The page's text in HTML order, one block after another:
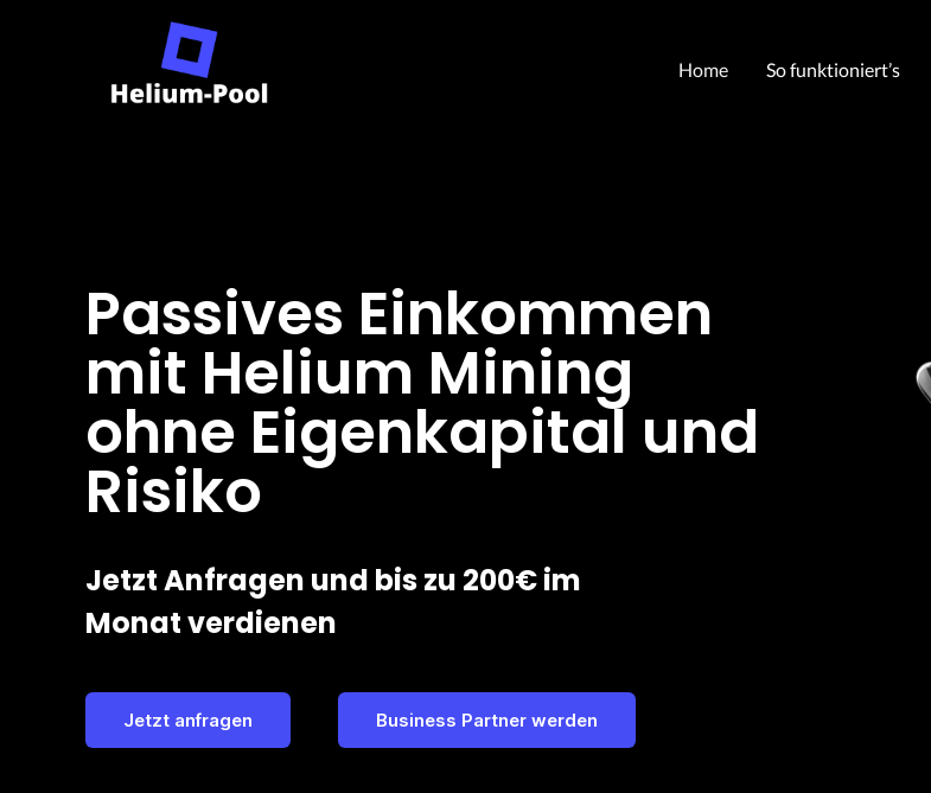
Home So funktioniert’s
Passives Einkommen
mit Helium Mining
ohne Eigenkapital und
Risiko
Jetzt Anfragen und bis zu 200€ im
Monat verdienen
Jetzt anfragen Business Partner werden